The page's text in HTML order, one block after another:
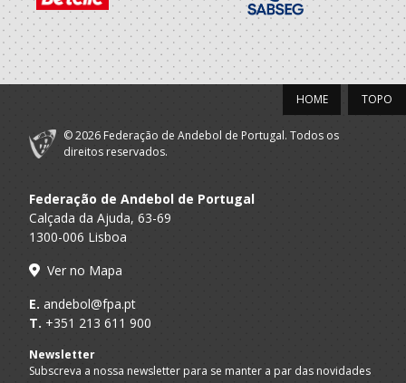
TOPO
HOME
© 2026 Federação de Andebol de Portugal. Todos os
direitos reservados.
Federação de Andebol de Portugal
Calçada da Ajuda, 63-69
1300-006 Lisboa
Ver no Mapa
E. andebol@fpa.pt
T. +351 213 611 900
Newsletter
Subscreva a nossa newsletter para se manter a par das novidades